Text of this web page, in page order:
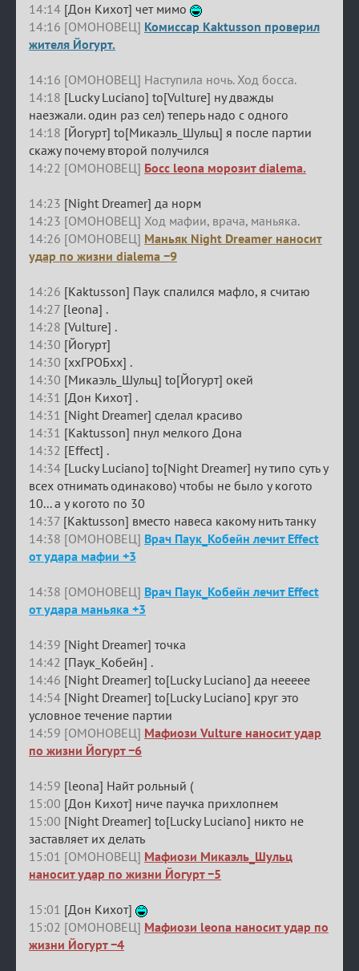
14:14 [Дон Кихот] чет мимо
14:16 [ОМОНОВЕЦ] Комиссар Kaktusson проверил
жителя Йогурт.
14:16 [ОМОНОВЕЦ] Наступила ночь. Ход босса.
14:18 [Lucky Luciano] to[Vulture] ну дважды
наезжали. один раз сел) теперь надо с одного
14:18 [Йогурт] to[Микаэль_Шульц] я после партии
скажу почему второй получился
14:22 [ОМОНОВЕЦ] Босс leona морозит dialema.
14:23 [Night Dreamer] да норм
14:23 [ОМОНОВЕЦ] Ход мафии, врача, маньяка.
14:26 [ОМОНОВЕЦ] Маньяк Night Dreamer наносит
удар по жизни dialema −9
14:26 [Kaktusson] Паук спалился мафло, я считаю
14:27 [leona] .
14:28 [Vulture] .
14:30 [Йогурт]
14:30 [ххГРОБхх] .
14:30 [Микаэль_Шульц] to[Йогурт] окей
14:31 [Дон Кихот] .
14:31 [Night Dreamer] сделал красиво
14:31 [Kaktusson] пнул мелкого Дона
14:32 [Effect] .
14:34 [Lucky Luciano] to[Night Dreamer] ну типо суть у
всех отнимать одинаково) чтобы не было у когото
10... а у когото по 30
14:37 [Kaktusson] вместо навеса какому нить танку
14:38 [ОМОНОВЕЦ] Врач Паук_Кобейн лечит Effect
от удара мафии +3
14:38 [ОМОНОВЕЦ] Врач Паук_Кобейн лечит Effect
от удара маньяка +3
14:39 [Night Dreamer] точка
14:42 [Паук_Кобейн] .
14:46 [Night Dreamer] to[Lucky Luciano] да неееее
14:54 [Night Dreamer] to[Lucky Luciano] круг это
условное течение партии
14:59 [ОМОНОВЕЦ] Мафиози Vulture наносит удар
по жизни Йогурт −6
14:59 [leona] Найт рольный (
15:00 [Дон Кихот] ниче паучка прихлопнем
15:00 [Night Dreamer] to[Lucky Luciano] никто не
заставляет их делать
15:01 [ОМОНОВЕЦ] Мафиози Микаэль_Шульц
наносит удар по жизни Йогурт −5
15:01 [Дон Кихот]
15:02 [ОМОНОВЕЦ] Мафиози leona наносит удар по
жизни Йогурт −4